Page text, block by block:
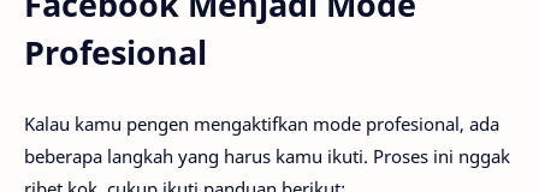
Profesional
Kalau kamu pengen mengaktifkan mode profesional, ada
beberapa langkah yang harus kamu ikuti. Proses ini nggak